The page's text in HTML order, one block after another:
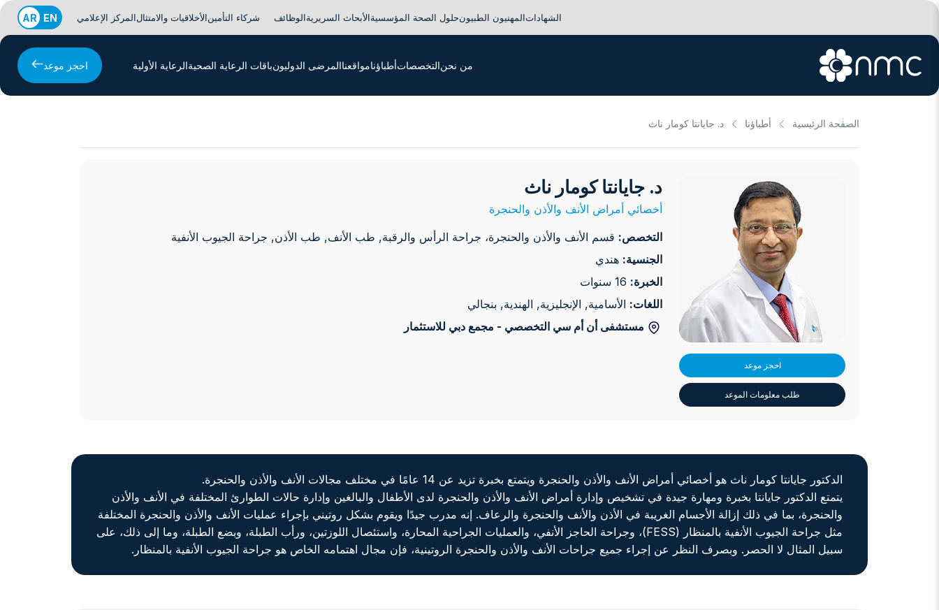
الشهاداتالمهنيون الطبيونحلول الصحة المؤسسيةالأبحاث السريريةالوظائف شركاء التأمينالأخلاقيات والامتثالالمركز الإعلامي EN
AR
من نحنالتخصصاتأطباؤنامواقعناالمرضى الدوليونباقات الرعاية الصحيةالرعاية الأولية احجز موعد
الصفحة الرئيسية أطباؤنا د. جايانتا كومار ناث
احجز موعد
طلب معلومات الموعد
د. جايانتا كومار ناث
أخصائي أمراض الأنف والأذن والحنجرة
التخصص: قسم الأنف والأذن والحنجرة، جراحة الرأس والرقبة, طب الأنف, طب الأذن, جراحة الجيوب الأنفية
الجنسية: هندي
الخبرة:
اللغات: الأسامية, الإنجليزية, الهندية, بنجالي
مستشفى أن أم سي التخصصي - مجمع دبي للاستثمار
الدكتور جايانتا كومار ناث هو أخصائي أمراض الأنف والأذن والحنجرة ويتمتع بخبرة تزيد عن 14 عامًا في مختلف مجالات الأنف والأذن والحنجرة.
يتمتع الدكتور جايانتا بخبرة ومهارة جيدة في تشخيص وإدارة أمراض الأنف والأذن والحنجرة لدى الأطفال والبالغين وإدارة حالات الطوارئ المختلفة في الأنف والأذن
والحنجرة، بما في ذلك إزالة الأجسام الغريبة في الأذن والأنف والحنجرة والرعاف. إنه مدرب جيدًا ويقوم بشكل روتيني بإجراء عمليات الأنف والأذن والحنجرة المختلفة
مثل جراحة الجيوب الأنفية بالمنظار (FESS)، وجراحة الحاجز الأنفي، والعمليات الجراحية المحارة، واستئصال اللوزتين، ورأب الطبلة، وبضع الطبلة، وما إلى ذلك، على
سبيل المثال لا الحصر. وبصرف النظر عن إجراء جميع جراحات الأنف والأذن والحنجرة الروتينية، فإن مجال اهتمامه الخاص هو جراحة الجيوب الأنفية بالمنظار.